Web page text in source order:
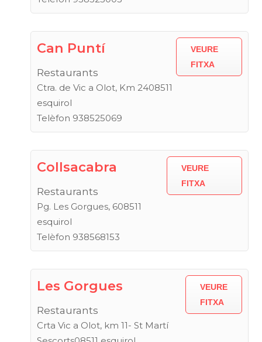
Can Puntí
Restaurants
Ctra. de Vic a Olot, Km 2408511
esquirol
Telèfon 938525069
VEURE
FITXA
Collsacabra
Restaurants
Pg. Les Gorgues, 608511
esquirol
Telèfon 938568153
VEURE
FITXA
Les Gorgues
Restaurants
Crta Vic a Olot, km 11- St Martí
VEURE
FITXA